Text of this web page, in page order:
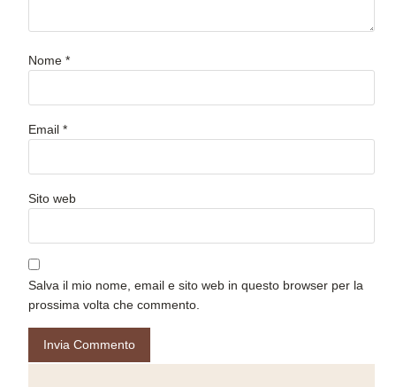
Nome *
Email *
Sito web
Salva il mio nome, email e sito web in questo browser per la
prossima volta che commento.